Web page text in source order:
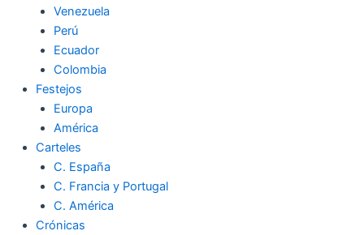
k
Venezuela
Perú
Ecuador
Colombia
Festejos
Europa
América
Carteles
C. España
C. Francia y Portugal
C. América
Crónicas